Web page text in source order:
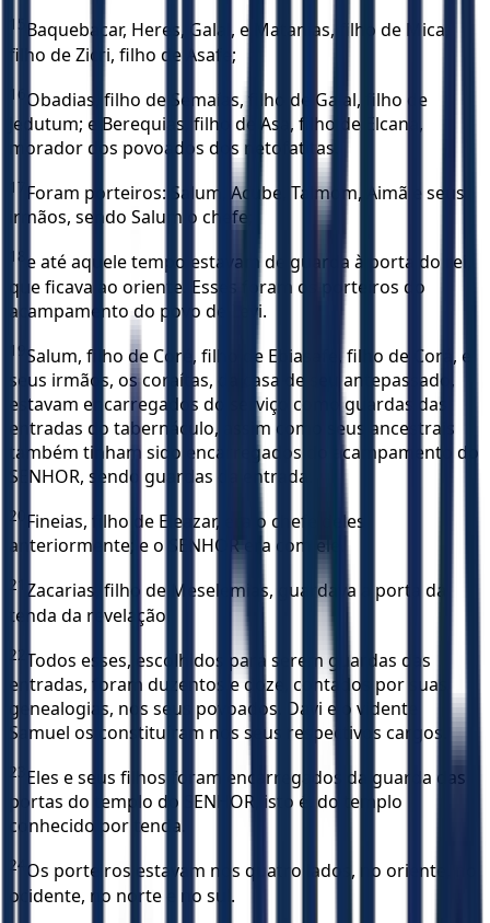
15 Baquebacar, Heres, Galal, e Matanias, filho de Mica,
filho de Zicri, filho de Asafe;
16 Obadias, filho de Semaías, filho de Galal, filho de
Jedutum; e Berequias, filho de Asa, filho de Elcana,
morador dos povoados dos netofatitas.
17 Foram porteiros: Salum, Acube, Talmom, Aimã e seus
irmãos, sendo Salum o chefe;
18 e até aquele tempo estavam de guarda à porta do rei,
que ficava ao oriente. Esses foram os porteiros do
acampamento do povo de Levi.
19 Salum, filho de Coré, filho de Ebiasafe, filho de Corá, e
seus irmãos, os coraítas, da casa de seu antepassado,
estavam encarregados do serviço como guardas das
entradas do tabernáculo, assim como seus ancestrais
também tinham sido encarregados do acampamento do
SENHOR, sendo guardas da entrada.
20 Fineias, filho de Eleazar, era o chefe deles
anteriormente; e o SENHOR era com ele.
21
Zacarias, filho de Meselemias, guardava a porta da
tenda da revelação.
22 Todos esses, escolhidos para serem guardas das
entradas, foram duzentos e doze, contados por suas
genealogias, nos seus povoados. Davi e o vidente
Samuel os constituíram nos seus respectivos cargos.
23 Eles e seus filhos foram encarregados da guarda das
portas do templo do SENHOR, isto é, do templo
conhecido por tenda.
24 Os porteiros estavam nos quatro lados, no oriente, no
ocidente, no norte e no sul.